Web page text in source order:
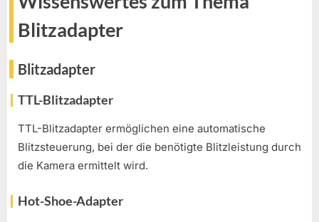
Blitzadapter
Blitzadapter
TTL-Blitzadapter
TTL-Blitzadapter ermöglichen eine automatische
Blitzsteuerung, bei der die benötigte Blitzleistung durch
die Kamera ermittelt wird.
Hot-Shoe-Adapter